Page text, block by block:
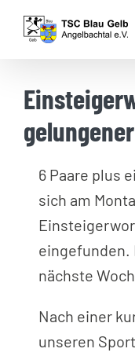
Zum
Inhalt
6 Paare plus
sich am
eingefunden.
nächste
Nach einer
unseren